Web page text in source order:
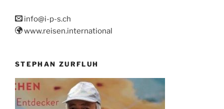
info@i-p-s.ch
www.reisen.international
STEPHAN ZURFLUH